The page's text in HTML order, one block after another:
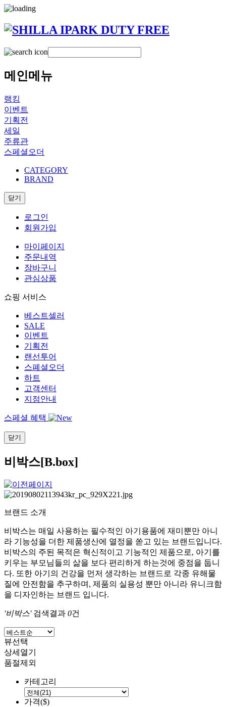
메인메뉴
랭킹
이벤트
기획전
세일
주류관
스페셜오더
CATEGORY
BRAND
닫기
로그인
회원가입
마이페이지
주문내역
장바구니
관심상품
쇼핑 서비스
베스트셀러
SALE
이벤트
기획전
랜선투어
스폐셜오더
하트
고객센터
지점안내
스페셜 혜택
닫기
비박스[B.box]
브랜드 소개
비박스는 매일 사용하는 필수적인 아기용품에 재미뿐만 아니
라 기능성을 더한 제품생산에 열정을 쏟고 있는 브랜드입니다.
비박스의 주된 목적은 혁신적이고 기능적인 제품으로, 아기를
키우는 부모님들의 삶을 보다 편리하게 하는것에 중점을 둡니
다. 또한 아기의 건강을 먼저 생각하는 브랜드로 각종 유해물
질에 안전함을 추구하며, 제품의 실용성 뿐만 아니라 유니크함
을 디자인하는 브랜드 입니다.
'비박스'검색결과 0건
뷰선택
상세열기
품절제외
카테고리
가격($)